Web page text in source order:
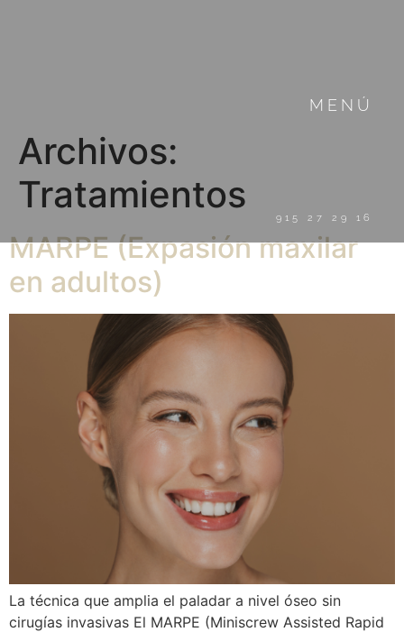
MENÚ
915 27 29 16
Archivos:
Tratamientos
MARPE (Expasión maxilar
en adultos)
La técnica que amplia el paladar a nivel óseo sin
cirugías invasivas El MARPE (Miniscrew Assisted Rapid